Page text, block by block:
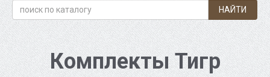
НАЙТИ
Комплекты Тигр